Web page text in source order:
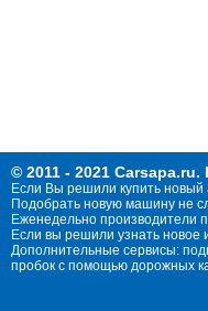
© 2011 - 2021
Если Вы решили купить новый
Подобрать новую машину не
Еженедельно производители
Если вы решили узнать новое
Дополнительные сервисы:
пробок с помощью дорожных